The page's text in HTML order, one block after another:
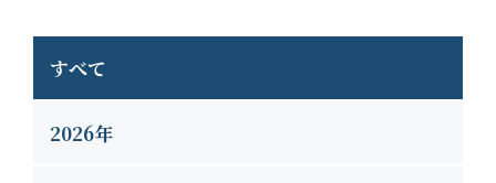
すべて
2026年